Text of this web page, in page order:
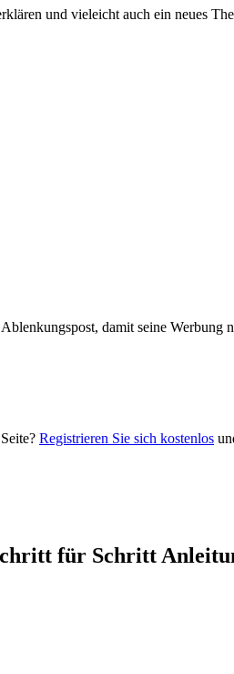
und vieleicht auch ein neues
damit seine Werbung
Registrieren Sie sich kostenlos
für Schritt